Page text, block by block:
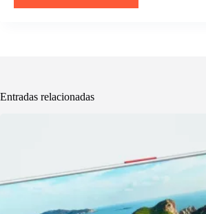
Entradas relacionadas